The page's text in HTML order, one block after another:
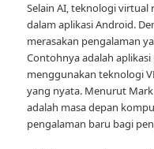
Selain AI, teknologi virtual
dalam aplikasi Android.
merasakan pengalaman
Contohnya adalah
menggunakan teknologi
yang nyata. Menurut Mark
adalah masa depan
pengalaman baru bagi